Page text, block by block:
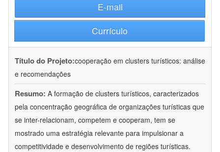
E-mail
Currículo
Título do Projeto:cooperação em clusters turísticos: análise
e recomendações
Resumo: A formação de clusters turísticos, caracterizados
pela concentração geográfica de organizações turísticas que
se inter-relacionam, competem e cooperam, tem se
mostrado uma estratégia relevante para impulsionar a
competitividade e desenvolvimento de regiões turísticas.